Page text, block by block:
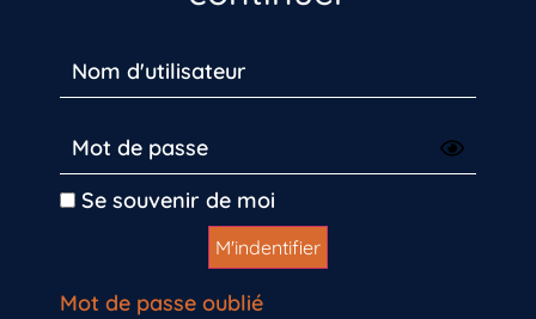
Se souvenir de moi
Mot de passe oublié